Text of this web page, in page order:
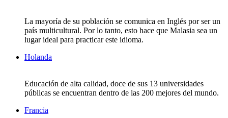
La mayoría de su población se comunica en Inglés por ser un
país multicultural. Por lo tanto, esto hace que Malasia sea un
lugar ideal para practicar este idioma.
Holanda
Educación de alta calidad, doce de sus 13 universidades
públicas se encuentran dentro de las 200 mejores del mundo.
Francia